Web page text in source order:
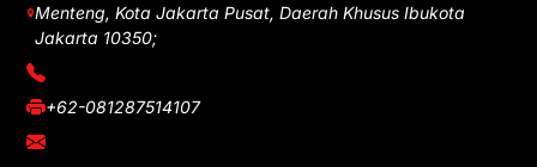
Menteng, Kota Jakarta Pusat, Daerah Khusus Ibukota
Jakarta 10350;
(021) 3908026
+62-081287514107
adm@iawnews.com